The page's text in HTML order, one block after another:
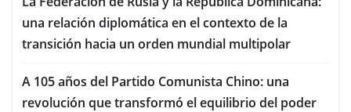
una relación diplomática en el contexto de la
transición hacia un orden mundial multipolar
A 105 años del Partido Comunista Chino: una
revolución que transformó el equilibrio del poder